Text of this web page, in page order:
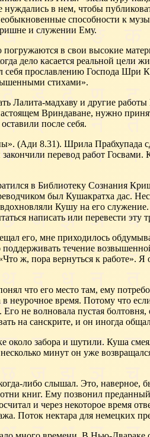
в нем, чтобы
способности к
и служении Ему.
в свои высокие
дело касается реальной цели
себя прославлению Господа
стихами».
Лалита-мадхаву и другие
Вриндаване, нужно
после себя.
(Ади 8.31). Шрила Прабхупада
перевод работ
в Библиотеку Сознания
был Кушакратха дас.
Кушу на его
написать или перевести эту
его, мне приходилось
течение
ж, пора вернуться к работе».
что его место там, ему
неурочное время. Потому что
не волновала пустая
на санскрите, и он иногда
забора и шутили. Куша
минут он уже
либо слышал. Это, наверное,
книг. Ему позвонил
и через некоторое время
Поток нектара для немецких